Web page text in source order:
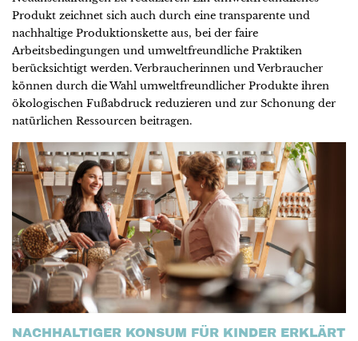
Produkt zeichnet sich auch durch eine transparente und
nachhaltige Produktionskette aus, bei der faire
Arbeitsbedingungen und umweltfreundliche Praktiken
berücksichtigt werden. Verbraucherinnen und Verbraucher
können durch die Wahl umweltfreundlicher Produkte ihren
ökologischen Fußabdruck reduzieren und zur Schonung der
natürlichen Ressourcen beitragen.
NACHHALTIGER KONSUM FÜR KINDER ERKLÄRT